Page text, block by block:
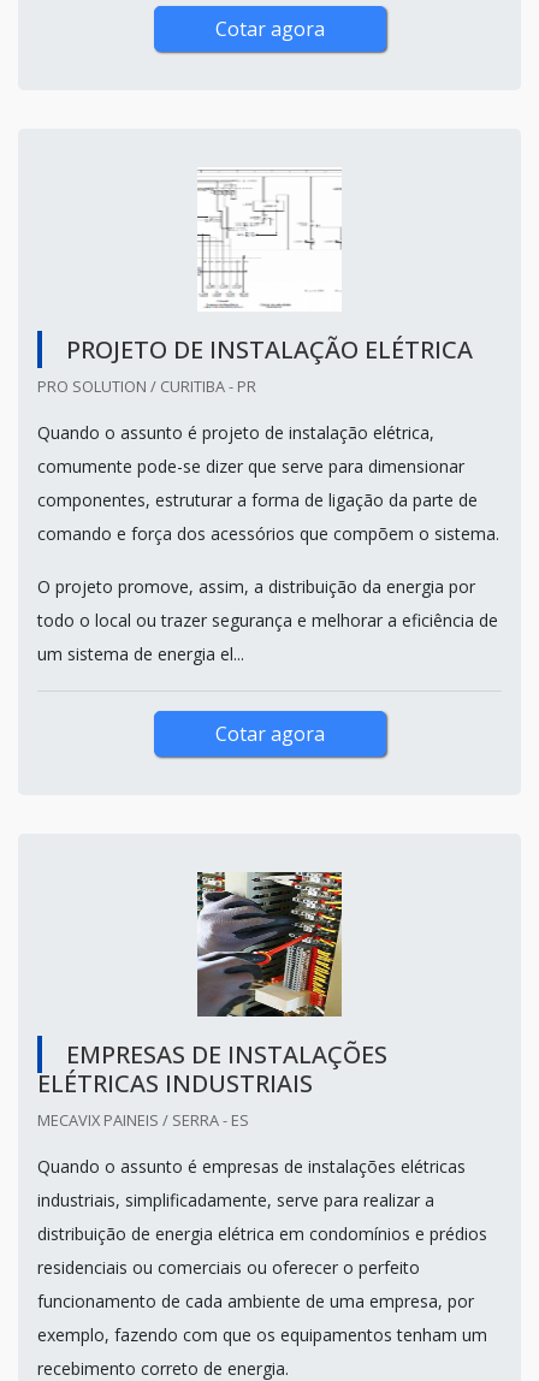
Cotar agora
PROJETO DE INSTALAÇÃO ELÉTRICA
PRO SOLUTION / CURITIBA - PR
Quando o assunto é projeto de instalação elétrica,
comumente pode-se dizer que serve para dimensionar
componentes, estruturar a forma de ligação da parte de
comando e força dos acessórios que compõem o sistema.
O projeto promove, assim, a distribuição da energia por
todo o local ou trazer segurança e melhorar a eficiência de
um sistema de energia el...
Cotar agora
EMPRESAS DE INSTALAÇÕES
ELÉTRICAS INDUSTRIAIS
MECAVIX PAINEIS / SERRA - ES
Quando o assunto é empresas de instalações elétricas
industriais, simplificadamente, serve para realizar a
distribuição de energia elétrica em condomínios e prédios
residenciais ou comerciais ou oferecer o perfeito
funcionamento de cada ambiente de uma empresa, por
exemplo, fazendo com que os equipamentos tenham um
recebimento correto de energia.